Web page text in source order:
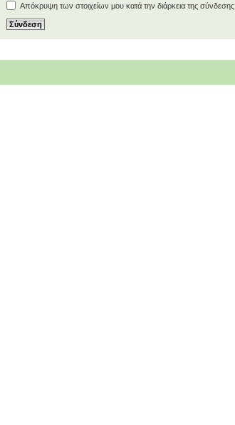
Απόκρυψη των στοιχείων μου κατά την διάρκεια της σύνδεσης